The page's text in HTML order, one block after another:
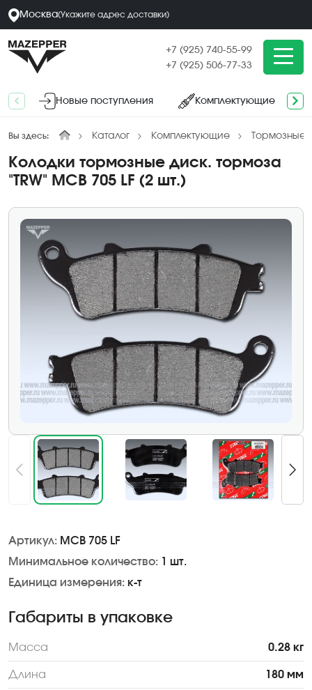
Москва(Укажите адрес доставки)
+7 (925) 740-55-99
+7 (925) 506-77-33
Новые поступления Комплектующие
Вы здесь: Каталог Комплектующие Тормозные
Колодки тормозные диск. тормоза
"TRW" MCB 705 LF (2 шт.)
Артикул: MCB 705 LF
Минимальное количество: 1 шт.
Единица измерения: к-т
Габариты в упаковке
Масса 0.28 кг
Длина 180 мм